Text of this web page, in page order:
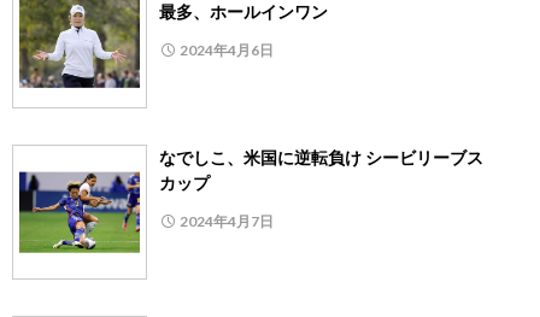
最多、ホールインワン
2024年4月6日
なでしこ、米国に逆転負け シービリーブス
カップ
2024年4月7日